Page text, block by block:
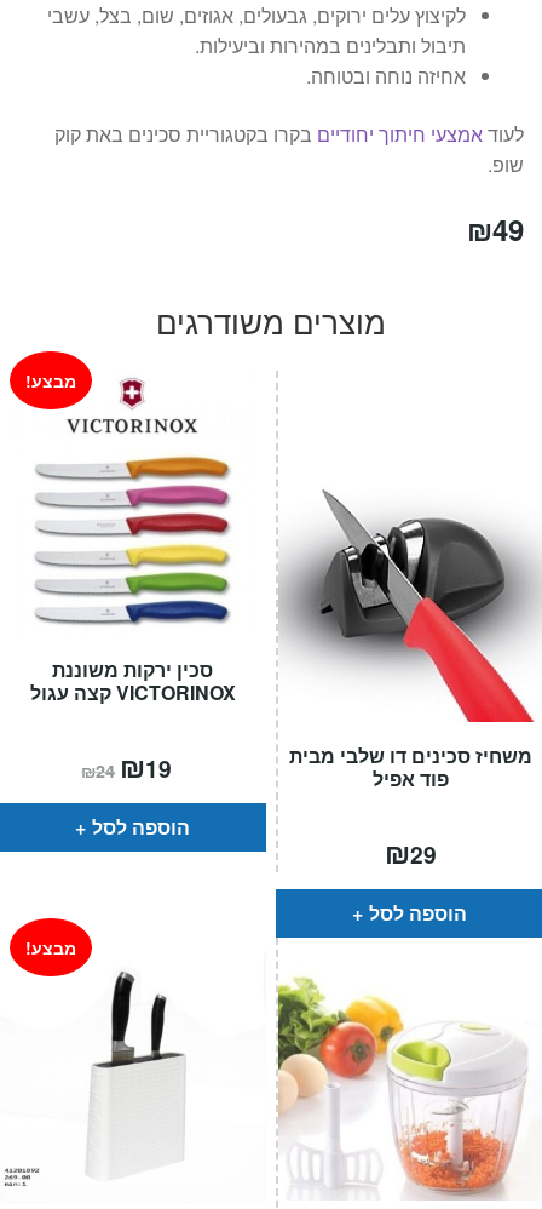
לקיצוץ עלים ירוקים, גבעולים, אגוזים, שום, בצל, עשבי
תיבול ותבלינים במהירות וביעילות.
אחיזה נוחה ובטוחה.
לעודאמצעי חיתוך יחודיים בקרו בקטגוריית סכינים באת קוק
שופ.
₪49
מוצרים משודרגים
סכין ירקות משוננת
VICTORINOX קצה עגול
מבצע!
₪24 המחיר
המקורי
היה:
₪24.
₪19
הוא:
הוספה לסל
משחיז סכינים דו שלבי מבית
פוד אפיל
₪29
הוספה לסל
מבצע!